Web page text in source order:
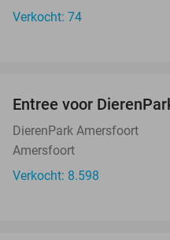
Verkocht: 74
Entree voor
DierenPark Amersfoort
Amersfoort
Verkocht: 8.598